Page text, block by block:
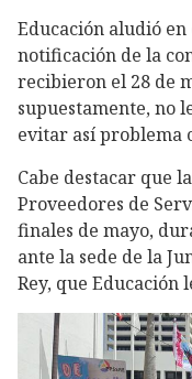
Educación aludió
notificación de la
recibieron el 28 de
supuestamente, no
evitar así problema
Cabe destacar que
Proveedores de
finales de mayo,
ante la sede de la
Rey, que Educación